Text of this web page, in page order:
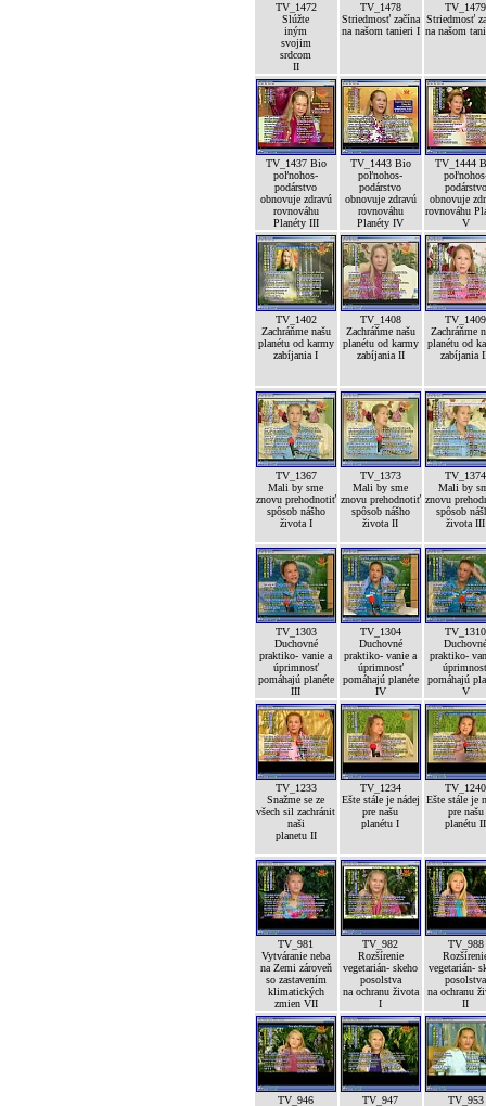
TV_1472
Slúžte
iným
svojim
srdcom
II
TV_1478
Striedmosť začína
na našom tanieri I
TV_1479
Striedmosť
na našom
TV_1437 Bio
poľnohos-
podárstvo
obnovuje zdravú
rovnováhu
Planéty III
TV_1443 Bio
poľnohos-
podárstvo
obnovuje zdravú
rovnováhu
Planéty IV
TV_1444
podárstvo
obnovuje
rovnováhu
V
TV_1402
Zachráňme našu
planétu od karmy
zabíjania I
TV_1408
Zachráňme našu
planétu od karmy
zabíjania II
TV_1409
Zachráňme
planétu od
zabíjania
TV_1367
Mali by sme
znovu prehodnotiť
spôsob nášho
života I
TV_1373
Mali by sme
znovu prehodnotiť
spôsob nášho
života II
TV_1374
Mali by
znovu
spôsob
života III
TV_1303
Duchovné
praktiko- vanie a
úprimnosť
pomáhajú planéte
III
TV_1304
Duchovné
praktiko- vanie a
úprimnosť
pomáhajú planéte
IV
TV_1310
praktiko-
pomáhajú
V
TV_1233
Snažme se ze
všech sil zachránit
naši
planetu II
TV_1234
Ešte stále je nádej
pre našu
planétu I
TV_1240
Ešte stále je
pre našu
planétu II
TV_981
Vytváranie neba
na Zemi zároveň
so zastavením
klimatických
zmien VII
TV_982
Rozšírenie
vegetarián- skeho
posolstva
na ochranu života
I
TV_988
vegetarián-
posolstva
na ochranu
II
TV_946 TV_947 TV_953